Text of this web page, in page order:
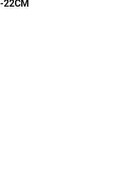
22CM